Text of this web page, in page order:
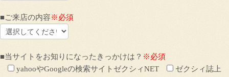
■ご来店の内容※必須
■当サイトをお知りになったきっかけは？ ※必須
yahooやGoogleの検索サイトゼクシィNET
ゼクシィ誌上